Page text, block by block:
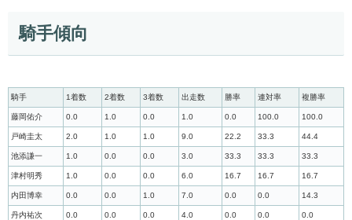
騎手傾向
騎手 1着数 2着数 3着数 出走数 勝率 連対率 複勝率
藤岡佑介 0.0 1.0 0.0 1.0 0.0 100.0 100.0
戸崎圭太 2.0 1.0 1.0 9.0 22.2 33.3 44.4
池添謙一 1.0 0.0 0.0 3.0 33.3 33.3 33.3
津村明秀 1.0 0.0 0.0 6.0 16.7 16.7 16.7
内田博幸 0.0 0.0 1.0 7.0 0.0 0.0 14.3
丹内祐次 0.0 0.0 0.0 4.0 0.0 0.0 0.0